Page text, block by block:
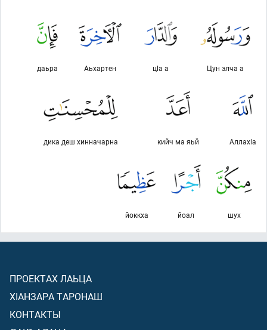
Цун элча а
цlа а
Аьхартен
даьра
Аллахlа
кийч ма яьй
дика деш хинначарна
шух
йоал
йоккха
ПРОЕКТАХ ЛАЬЦА
ХIАНЗАРА ТАРОНАШ
КОНТАКТЫ